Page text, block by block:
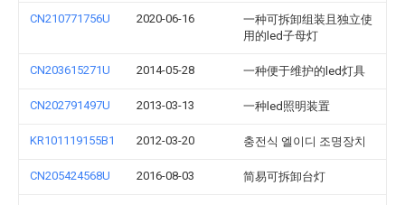
CN210771756U 2020-06-16
一种可拆卸组装且独立使
用的led子母灯
CN203615271U 2014-05-28 一种便于维护的led灯具
CN202791497U 2013-03-13 一种led照明装置
KR101119155B1 2012-03-20 충전식 엘이디 조명장치
CN205424568U 2016-08-03 简易可拆卸台灯